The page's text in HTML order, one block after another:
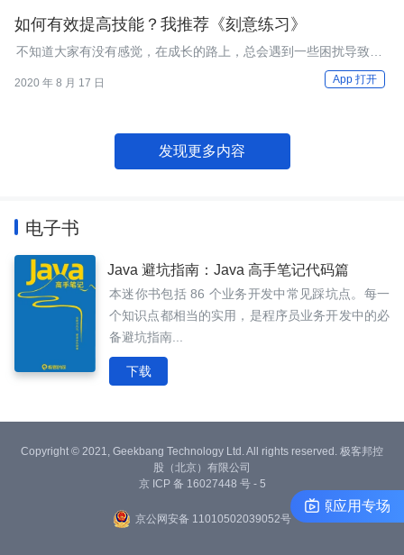
如何有效提高技能？我推荐《刻意练习》
不知道大家有没有感觉，在成长的路上，总会遇到一些困扰导致成
2020 年 8 月 17 日 App 打开
发现更多内容
电子书
Java 避坑指南：Java 高手笔记代码篇
本迷你书包括 86 个业务开发中常见踩坑点。每一
个知识点都相当的实用，是程序员业务开发中的必
备避坑指南...
下载
Copyright © 2021, Geekbang Technology Ltd. All rights reserved. 极客邦控
股（北京）有限公司
京 ICP 备 16027448 号 - 5
京公网安备 11010502039052号
DNSPod与开源应用专场